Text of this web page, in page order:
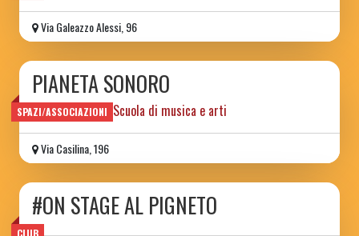
Via Galeazzo Alessi, 96
SPAZI/ASSOCIAZIONI
PIANETA SONORO
Spazio sociale e Scuola di musica e arti
Via Casilina, 196
CLUB
#ON STAGE AL PIGNETO